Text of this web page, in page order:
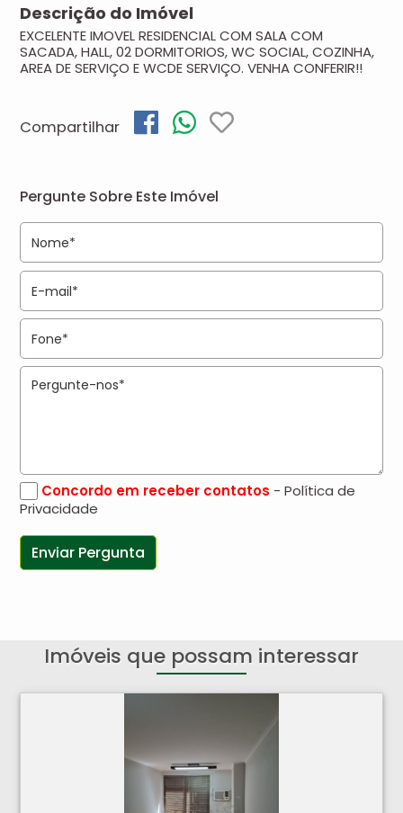
Descrição do Imóvel
EXCELENTE IMOVEL RESIDENCIAL COM SALA COM
SACADA, HALL, 02 DORMITORIOS, WC SOCIAL, COZINHA,
AREA DE SERVIÇO E WCDE SERVIÇO.VENHA CONFERIR!!
Compartilhar
Pergunte Sobre Este Imóvel
Concordo em receber contatos - Política de
Privacidade
Imóveis que possam interessar